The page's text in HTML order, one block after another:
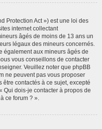
Protection Act ») est une loi des
internet collectant
âgés de moins de 13 ans un
légaux des mineurs concernés.
également aux mineurs âgés de
vous conseillons de contacter
Veuillez noter que phpBB
ne peuvent pas vous proposer
être contactés à ce sujet, excepté
Qui dois-je contacter à propos de
ce forum ? ».